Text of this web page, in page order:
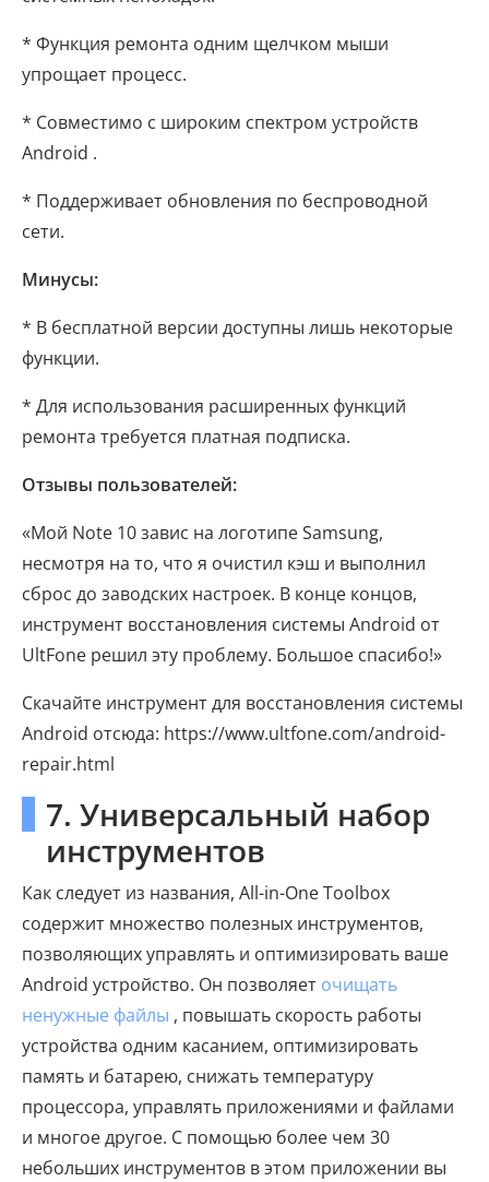
* Функция ремонта одним щелчком мыши
упрощает процесс.
* Совместимо с широким спектром устройств
Android .
* Поддерживает обновления по беспроводной
сети.
Минусы:
* В бесплатной версии доступны лишь некоторые
функции.
* Для использования расширенных функций
ремонта требуется платная подписка.
Отзывы пользователей:
«Мой Note 10 завис на логотипе Samsung,
несмотря на то, что я очистил кэш и выполнил
сброс до заводских настроек. В конце концов,
инструмент восстановления системы Android от
UltFone решил эту проблему. Большое спасибо!»
Скачайте инструмент для восстановления системы
Android отсюда: https://www.ultfone.com/android-
repair.html
7. Универсальный набор
инструментов
Как следует из названия, All-in-One Toolbox
содержит множество полезных инструментов,
позволяющих управлять и оптимизировать ваше
Android устройство. Он позволяет очищать
ненужные файлы , повышать скорость работы
устройства одним касанием, оптимизировать
память и батарею, снижать температуру
процессора, управлять приложениями и файлами
и многое другое. С помощью более чем 30
небольших инструментов в этом приложении вы